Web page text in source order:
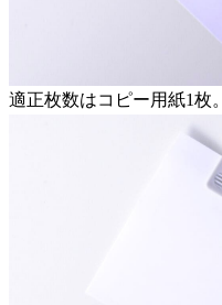
適正枚数はコピー用紙1枚。